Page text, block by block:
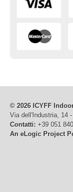
© 2026 ICYFF
Via dell'Industria, 14
Contatti: +39 051
An eLogic Project